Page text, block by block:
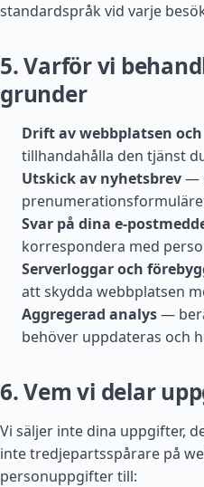
standardspråk vid varje
5. Varför vi
grunder
Drift av webbplatsen
tillhandahålla den tjänst
Utskick av nyhetsbrev—
Svar på dina e-
korrespondera med
Serverloggar och
att skydda webbplatsen
Aggregerad analys—
behöver uppdateras och
6. Vem vi delar
Vi säljer inte dina uppgifter,
inte tredjepartsspårare på
personuppgifter till: